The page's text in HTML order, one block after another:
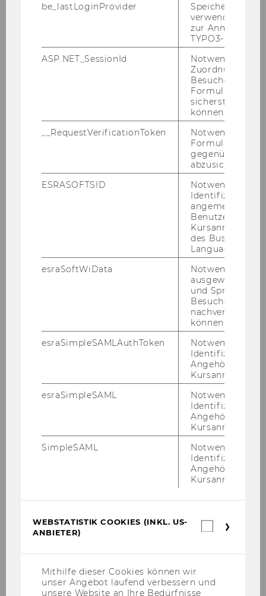
Galerie
2021
be_lastLoginProvider
Speichert die
verwendete
zur Anmeldung
TYPO3-Backend.
ASP.NET_SessionId
Notwendig, um
Zuordnung von
Besucher zu
sicherstellen zu
können.
__RequestVerificationToken
Notwendig, um
gegenüber
abzusichern.
ESRASOFTSID
Notwendig zur
Identifizierung
angemeldeten
Benutzers im
des Business
Language
esraSoftWiData
Notwendig um
ausgewählte
und
Besuchers
nachverfolgen
können.
esraSimpleSAMLAuthToken
Notwendig zur
Identifizierung
Angehörige/r für
Kursanmeldung.
esraSimpleSAML
Notwendig zur
Identifizierung
Angehörige/r für
Kursanmeldung.
SimpleSAML
Notwendig zur
Identifizierung
Angehörige/r für
Kursanmeldung.
WEBSTATISTIK COOKIES (INKL. US-
ANBIETER)
Mithilfe dieser Cookies können wir
unser Angebot laufend verbessern und
unsere Website an Ihre Bedürfnisse